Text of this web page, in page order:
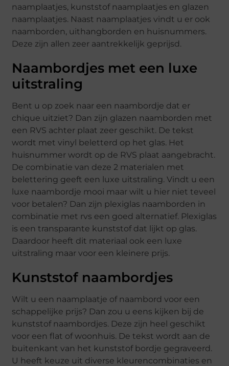
naamplaatjes, kunststof naamplaatjes en glazen
naamplaatjes. Naast naamplaatjes vindt u er ook
naamborden, uithangborden en huisnummers.
Deze zijn allen zeer aantrekkelijk geprijsd.
Naambordjes met een luxe
uitstraling
Bent u op zoek naar een naambordje dat er
chique uitziet? Dan zijn glazen naamborden met
een RVS achter plaat zeer geschikt. De tekst
wordt met vinyl beletterd op het glas. Het
huisnummer wordt op de RVS plaat aangebracht.
De combinatie van deze 2 materialen met
belettering geeft een luxe uitstraling. Vindt u een
luxe naambordje mooi maar wilt u hier niet teveel
voor betalen? Dan zijn plexiglas naamborden in
combinatie met rvs een goed alternatief. Plexiglas
is een transparante kunststof dat lijkt op glas.
Daardoor heeft dit materiaal ook een luxe
uitstraling maar voor een kleinere prijs.
Kunststof naambordjes
Wilt u een naamplaatje of naambord voor een
schappelijke prijs? Dan zou u eens kijken bij de
kunststof naambordjes. Deze zijn heel geschikt
voor een flat of woonhuis. De tekst wordt aan de
buitenkant van het kunststof bordje gegraveerd.
U heeft keuze uit diverse kleurencombinaties en